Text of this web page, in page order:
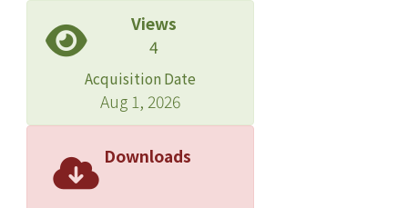
Views
4
Acquisition Date
Aug 1, 2026
Downloads